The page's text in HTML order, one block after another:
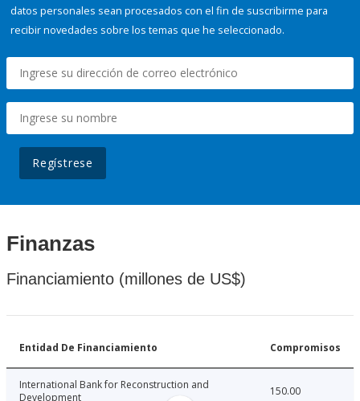
datos personales sean procesados con el fin de suscribirme para
recibir novedades sobre los temas que he seleccionado.
Regístrese
Finanzas
Financiamiento (millones de US$)
Entidad De Financiamiento Compromisos
International Bank for Reconstruction and
Development
150.00